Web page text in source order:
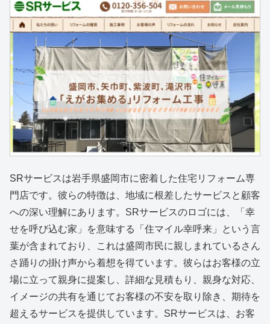
SRサービスは岩手県盛岡市に密着した住宅リフォーム専
門店です。彼らの特徴は、地域に根差したサービスと顧客
への深い理解にあります。SRサービスのロゴには、「幸
せを呼び込む家」を意味する「住マイル幸呼来」という言
葉が含まれており、これは盛岡市民に親しまれているさん
さ踊りの掛け声から着想を得ています。彼らはお客様の立
場に立って親身に提案し、詳細な見積もり、親身な対応、
イメージの共有を通じてお客様の不安を取り除き、期待を
超えるサービスを提供しています。SRサービスは、お客